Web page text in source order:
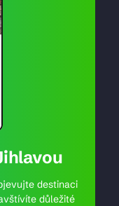
destinaci
důležité